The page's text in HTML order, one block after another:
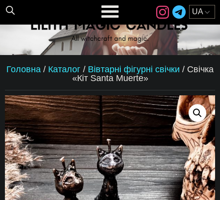
Головна / Каталог / Вівтарні фігурні свічки / Свічка
«Кіт Santa Muerte»